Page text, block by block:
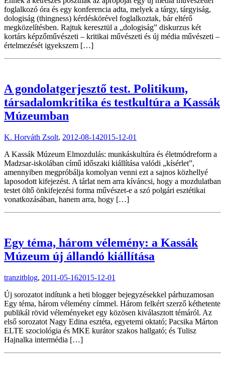
foglalkozó óra és egy konferencia adta, melyek a tárgy, tárgyiság,
dologiság (thingness) kérdéskörével foglalkoztak, bár eltérő
megközelítésben. Rajtuk keresztül a „dologiság” diskurzus két
kortárs képzőművészeti – kritikai művészeti és új média művészeti –
értelmezését igyekszem […]
A gondolatgerjesztő test. Politikum,
társadalomkritika és testkultúra a Kassák
Múzeumban
K. Horváth Zsolt, 2012-08-142015-12-01
A Kassák Múzeum Elmozdulás: munkáskultúra és életmódreform a
Madzsar-iskolában című időszaki kiállítása valódi „kísérlet”,
amennyiben megpróbálja komolyan venni ezt a sajnos közhellyé
laposodott kifejezést. A tárlat nem arra kíváncsi, hogy a mozdulatban
testet öltő önkifejezési forma művészet-e a szó polgári esztétikai
vonatkozásában, hanem arra, hogy […]
Egy téma, három vélemény: a Kassák
Múzeum új állandó kiállítása
tranzitblog, 2011-05-162015-12-01
Új sorozatot indítunk a heti blogger bejegyzésekkel párhuzamosan
Egy téma, három vélemény címmel. Három felkért szerző kéthetente
publikál rövid véleményeket egy közösen kiválasztott témáról. Az
első sorozatot Nagy Edina esztéta, egyetemi oktató; Pacsika Márton
ELTE szociológia és MKE kurátor szakos hallgató; és Tulisz
Hajnalka intermédia […]